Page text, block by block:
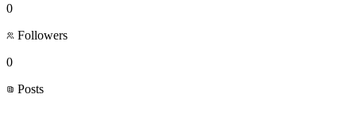
0
Followers
0
Posts